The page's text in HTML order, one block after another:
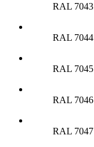
RAL 7043
RAL 7044
RAL 7045
RAL 7046
RAL 7047